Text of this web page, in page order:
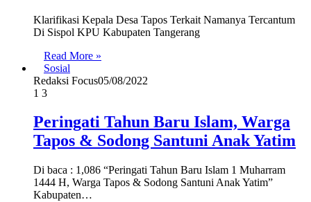
Klarifikasi Kepala Desa Tapos Terkait Namanya Tercantum
Di Sispol KPU Kabupaten Tangerang
Read More »
Sosial
Redaksi Focus05/08/2022
1 3
Peringati Tahun Baru Islam, Warga
Tapos & Sodong Santuni Anak Yatim
Di baca : 1,086 “Peringati Tahun Baru Islam 1 Muharram
1444 H, Warga Tapos & Sodong Santuni Anak Yatim”
Kabupaten…